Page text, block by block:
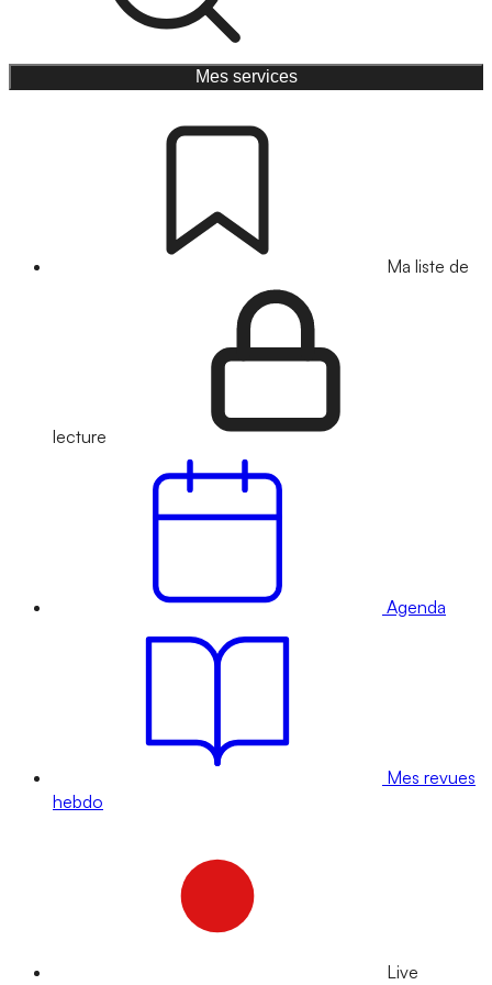
Mes services
Ma liste de
lecture
Agenda
Mes revues
hebdo
Live